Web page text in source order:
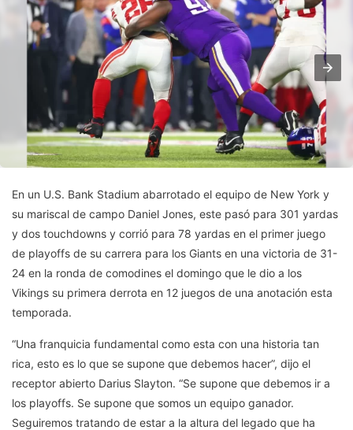
En un U.S. Bank Stadium abarrotado el equipo de New York y
su mariscal de campo Daniel Jones, este pasó para 301 yardas
y dos touchdowns y corrió para 78 yardas en el primer juego
de playoffs de su carrera para los Giants en una victoria de 31-
24 en la ronda de comodines el domingo que le dio a los
Vikings su primera derrota en 12 juegos de una anotación esta
temporada.
“Una franquicia fundamental como esta con una historia tan
rica, esto es lo que se supone que debemos hacer”, dijo el
receptor abierto Darius Slayton. “Se supone que debemos ir a
los playoffs. Se supone que somos un equipo ganador.
Seguiremos tratando de estar a la altura del legado que ha